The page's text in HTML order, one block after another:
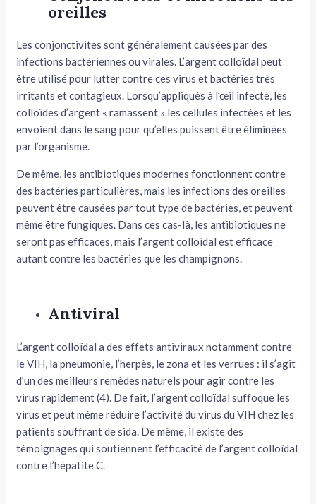
oreilles
Les conjonctivites sont généralement causées par des
infections bactériennes ou virales. L’argent colloïdal peut
être utilisé pour lutter contre ces virus et bactéries très
irritants et contagieux. Lorsqu’appliqués à l’œil infecté, les
colloïdes d’argent « ramassent » les cellules infectées et les
envoient dans le sang pour qu’elles puissent être éliminées
par l’organisme.
De même, les antibiotiques modernes fonctionnent contre
des bactéries particulières, mais les infections des oreilles
peuvent être causées par tout type de bactéries, et peuvent
même être fungiques. Dans ces cas-là, les antibiotiques ne
seront pas efficaces, mais l’argent colloïdal est efficace
autant contre les bactéries que les champignons.
Antiviral
L’argent colloïdal a des effets antiviraux notamment contre
le VIH, la pneumonie, l’herpès, le zona et les verrues : il s’agit
d’un des meilleurs remèdes naturels pour agir contre les
virus rapidement (4). De fait, l’argent colloïdal suffoque les
virus et peut même réduire l’activité du virus du VIH chez les
patients souffrant de sida. De même, il existe des
témoignages qui soutiennent l’efficacité de l’argent colloïdal
contre l’hépatite C.